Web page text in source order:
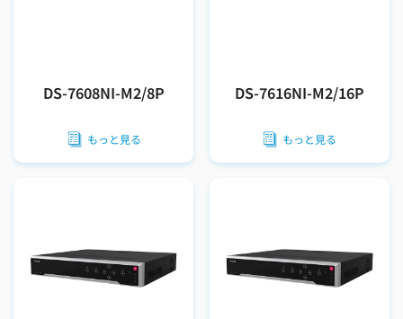
DS-7608NI-M2/8P
もっと見る
DS-7616NI-M2/16P
もっと見る